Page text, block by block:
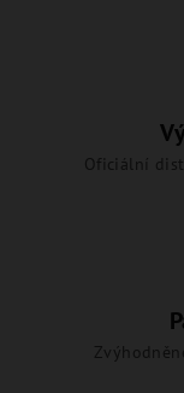
Oficiální